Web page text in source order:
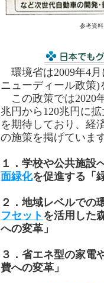
参考資
環境省は2009年4
ニューディール政策
この政策では2020
兆円から120兆円に
を期待しており、経
の施策を掲げていま
１．学校や公共施設
面緑化を促進する「
２．地域レベルでの
フセット を活用した
への変革」
３．省エネ型の家電
費への変革」